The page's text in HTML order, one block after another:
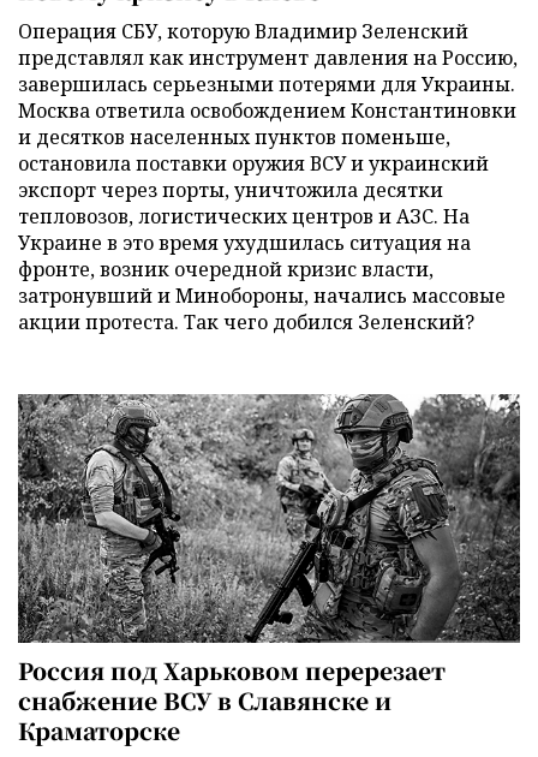
Операция СБУ, которую Владимир Зеленский
представлял как инструмент давления на Россию,
завершилась серьезными потерями для Украины.
Москва ответила освобождением Константиновки
и десятков населенных пунктов поменьше,
остановила поставки оружия ВСУ и украинский
экспорт через порты, уничтожила десятки
тепловозов, логистических центров и АЗС. На
Украине в это время ухудшилась ситуация на
фронте, возник очередной кризис власти,
затронувший и Минобороны, начались массовые
акции протеста. Так чего добился Зеленский?
Россия под Харьковом перерезает
снабжение ВСУ в Славянске и
Краматорске